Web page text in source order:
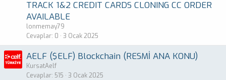
TRACK 1&2 CREDIT CARDS CLONING CC ORDER
AVAILABLE
lonmemay79
Cevaplar 0 3 Ocak 2025
AELF ($ELF) Blockchain (RESMİ ANA KONU)
KursatAelf
Cevaplar 515 3 Ocak 2025